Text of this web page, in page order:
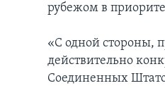
рубежом в
«С одной стороны,
действительно
Соединенных